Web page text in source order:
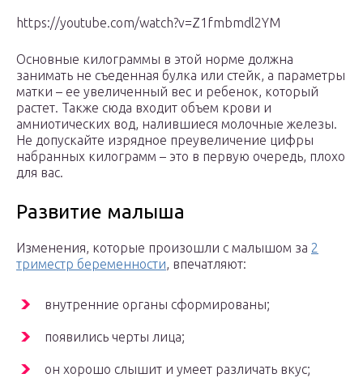
https://youtube.com/watch?v=Z1fmbmdl2YM
Основные килограммы в этой норме должна
занимать не съеденная булка или стейк, а параметры
матки – ее увеличенный вес и ребенок, который
растет. Также сюда входит объем крови и
амниотических вод, налившиеся молочные железы.
Не допускайте изрядное преувеличение цифры
набранных килограмм – это в первую очередь, плохо
для вас.
Развитие малыша
Изменения, которые произошли с малышом за 2
триместр беременности, впечатляют:
внутренние органы сформированы;
появились черты лица;
он хорошо слышит и умеет различать вкус;